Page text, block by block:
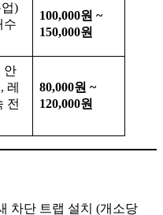
)
수
100,000원 ~
150,000원
안
레
전
80,000원 ~
120,000원
차단 트랩 설치 (개소당